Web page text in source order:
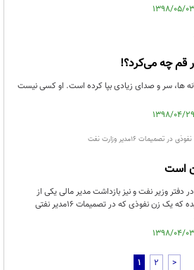
قم چه می‌کرد؟!
ها، سر و صدای زیادی بپا کرده است. او کسی نیست
16مدیر وزارت نفت
است
وزیر نفت و نیز بازداشت مدیر مالی یکی از
شرکتهای وزارت نفت حالا خبر رسیده که یک زن نفوذی که در تصمیمات 16مدیر نفتی
1 2 >